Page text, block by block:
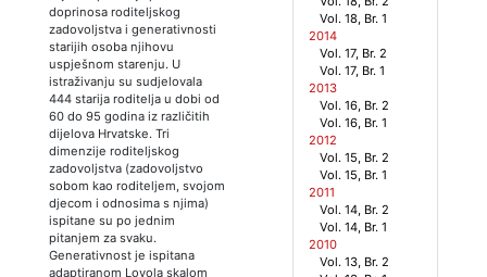
doprinosa roditeljskog
zadovoljstva i generativnosti
starijih osoba njihovu
uspješnom starenju. U
istraživanju su sudjelovala
444 starija roditelja u dobi od
60 do 95 godina iz različitih
dijelova Hrvatske. Tri
dimenzije roditeljskog
zadovoljstva (zadovoljstvo
sobom kao roditeljem, svojom
djecom i odnosima s njima)
ispitane su po jednim
pitanjem za svaku.
Generativnost je ispitana
adaptiranom Loyola skalom
Vol. 18, Br. 1
2014
Vol. 17, Br. 2
Vol. 17, Br. 1
2013
Vol. 16, Br. 2
Vol. 16, Br. 1
2012
Vol. 15, Br. 2
Vol. 15, Br. 1
2011
Vol. 14, Br. 2
Vol. 14, Br. 1
2010
Vol. 13, Br. 2